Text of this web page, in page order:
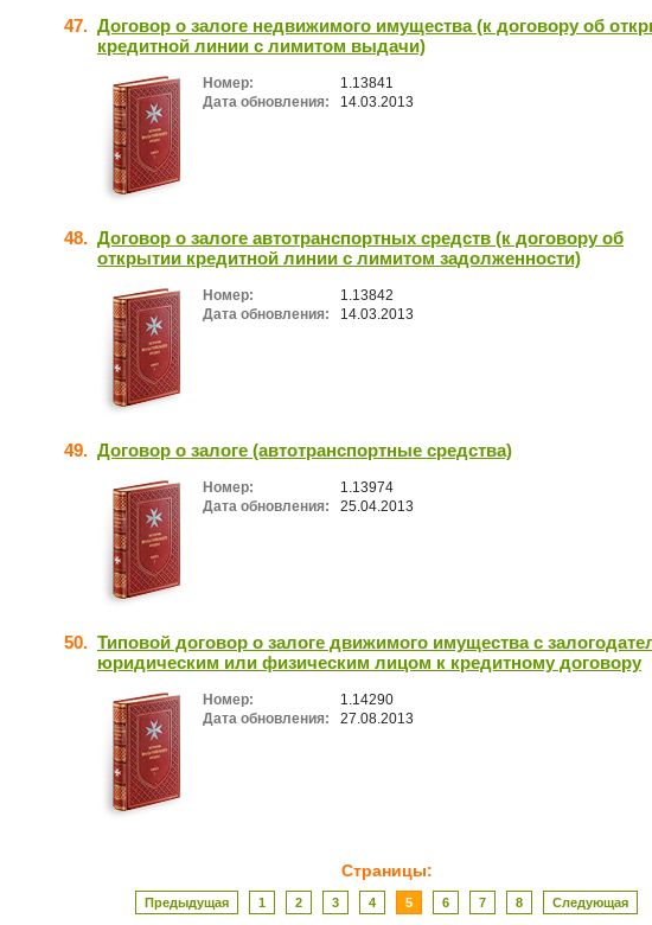
47. Договор о залоге недвижимого имущества (к договору об
кредитной линии с лимитом выдачи)
Номер:
1.13841
Дата обновления:
14.03.2013
48. Договор о залоге автотранспортных средств (к договору об
открытии кредитной линии с лимитом задолженности)
Номер:
1.13842
Дата обновления:
14.03.2013
49. Договор о залоге (автотранспортные средства)
Номер:
1.13974
Дата обновления:
25.04.2013
50. Типовой договор о залоге движимого имущества с
юридическим или физическим лицом к кредитному договору
Номер:
1.14290
Дата обновления:
27.08.2013
Страницы:
Предыдущая 1 2 3 4 5 6 7 8 Следующая